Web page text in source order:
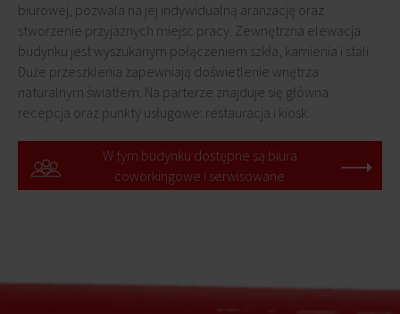
biurowej, pozwala na jej indywidualną aranżację oraz
stworzenie przyjaznych miejsc pracy. Zewnętrzna elewacja
budynku jest wyszukanym połączeniem szkła, kamienia i stali.
Duże przeszklenia zapewniają doświetlenie wnętrza
naturalnym światłem. Na parterze znajduje się główna
recepcja oraz punkty usługowe: restauracja i kiosk.
W tym budynku dostępne są biura
coworkingowe i serwisowane